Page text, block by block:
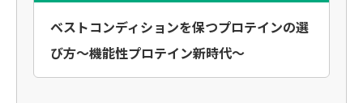
ベストコンディションを保つプロテインの選
び方〜機能性プロテイン新時代〜